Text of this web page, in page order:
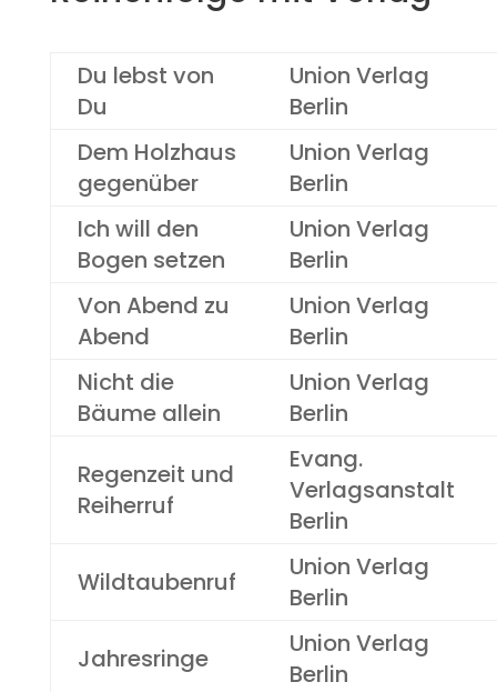
Du lebst von
Du
Union Verlag
Berlin
Dem Holzhaus
gegenüber
Union Verlag
Berlin
Ich will den
Bogen setzen
Union Verlag
Berlin
Von Abend zu
Abend
Union Verlag
Berlin
Nicht die
Bäume allein
Union Verlag
Berlin
Regenzeit und
Reiherruf
Evang.
Verlagsanstalt
Berlin
Wildtaubenruf
Union Verlag
Berlin
Jahresringe
Union Verlag
Berlin